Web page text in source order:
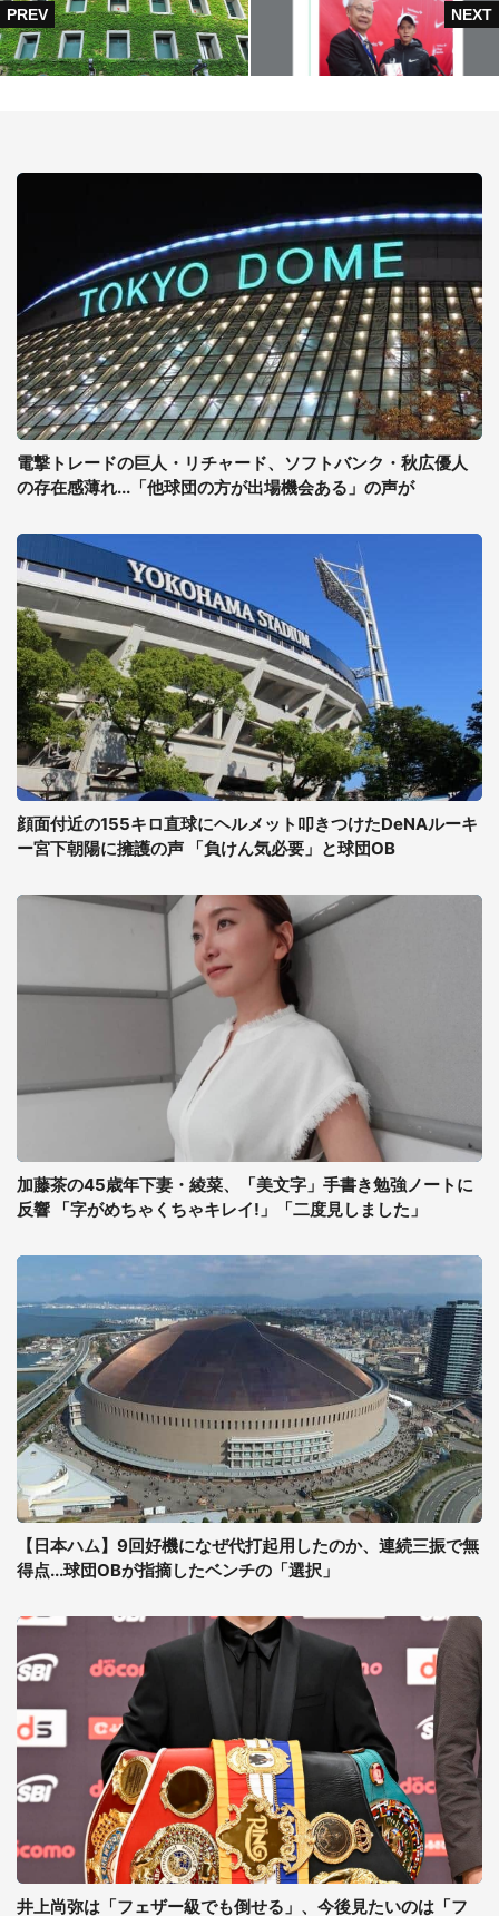
電撃トレードの巨人・リチャード、ソフトバンク・秋広優人
の存在感薄れ...「他球団の方が出場機会ある」の声が
顔面付近の155キロ直球にヘルメット叩きつけたDeNAルーキ
ー宮下朝陽に擁護の声 「負けん気必要」と球団OB
加藤茶の45歳年下妻・綾菜、「美文字」手書き勉強ノートに
反響 「字がめちゃくちゃキレイ!」「二度見しました」
【日本ハム】9回好機になぜ代打起用したのか、連続三振で無
得点...球団OBが指摘したベンチの「選択」
井上尚弥は「フェザー級でも倒せる」、今後見たいのは「フ